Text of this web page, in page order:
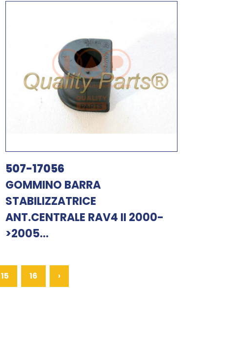
507-17056
GOMMINO BARRA
STABILIZZATRICE
ANT.CENTRALE RAV4 II 2000-
>2005...
15 16 ›